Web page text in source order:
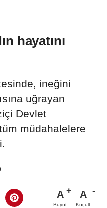
hayatını
ineğini
uğrayan
Devlet
müdahalelere
A
Büyüt
A
Küçült